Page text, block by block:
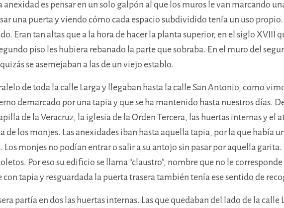
es pensar en un solo galpón al que los muros le van marcando
una puerta y viendo cómo cada espacio subdividido tenía un uso
Eran tan altas que a la hora de hacer la planta superior, en el siglo XVIII
piso les hubiera rebanado la parte que sobraba. En el muro del
se asemejaban a las de un viejo establo.
de toda la calle Larga y llegaban hasta la calle San Antonio, como
demarcado por una tapia y que se ha mantenido hasta nuestros días.
de la Veracruz, la iglesia de la Orden Tercera, las huertas internas y el
de los monjes. Las anexidades iban hasta aquella tapia, por la que había
Los monjes no podían entrarosalir a su antojo sin pasar por aquella
Por eso su edificio se llama “claustro”, nombre que no le
tapia y resguardada la puerta trasera también tenía ese sentido de
partía en dos las huertas internas. Las que quedaban del lado de la